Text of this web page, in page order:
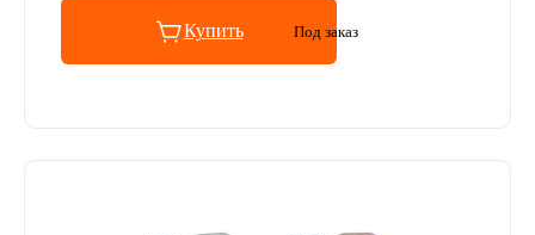
Купить Под заказ